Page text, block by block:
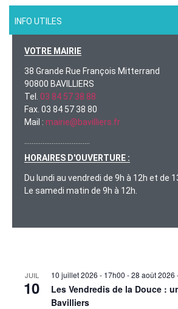
INFO UTILES
VOTRE MAIRIE
38 Grande Rue François Mitterrand
90800 BAVILLIERS
Tel. 03 84 57 38 88
Fax. 03 84 57 38 80
Mail : mairie@bavilliers.fr
HORAIRES D'OUVERTURE :
Du lundi au vendredi de 9h à 12h et de
Le samedi matin de 9h à 12h.
JUIL
10
10 juillet 2026 - 17h00 -28 août 2026
Les Vendredis de la Douce :
Bavilliers